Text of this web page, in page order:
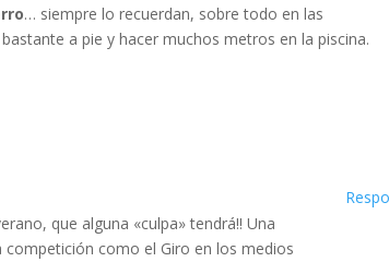
… siempre lo recuerdan, sobre todo en las
a pie y hacer muchos metros en la piscina.
que alguna «culpa» tendrá!! Una
como el Giro en los medios